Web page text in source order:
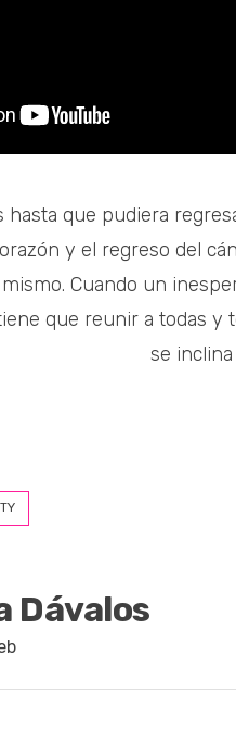
hasta que pudiera
y el regreso del
Cuando un
que reunir a todas
se
Dávalos